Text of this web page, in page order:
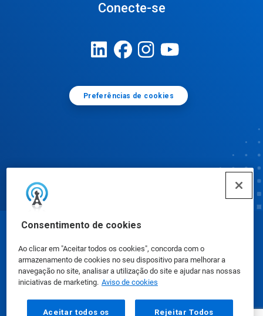
Consentimento de cookies
Ao clicar em "Aceitar todos os cookies", concorda com o
armazenamento de cookies no seu dispositivo para melhorar a
navegação no site, analisar a utilização do site e ajudar nas nossas
iniciativas de marketing. Aviso de cookies
Aceitar todos os Rejeitar Todos
Conecte-se
Preferências de cookies
Fichas de Informação de Segurança de Produtos
Químicos|Política de Privacidade